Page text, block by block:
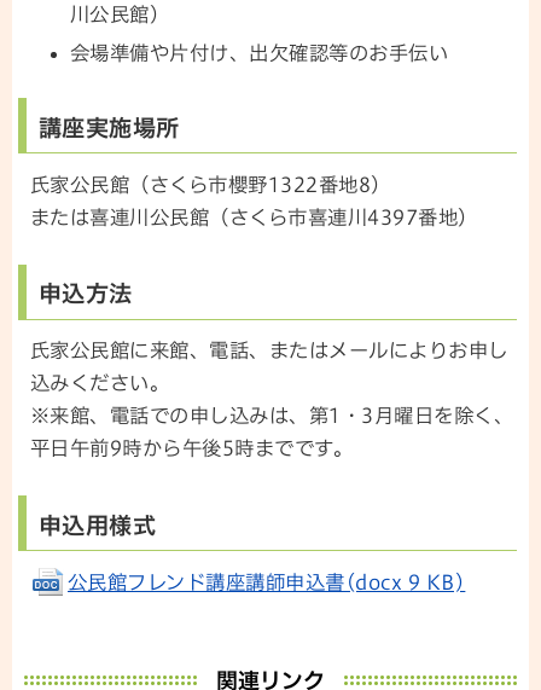
川公民館）
会場準備や片付け、出欠確認等のお手伝い
講座実施場所
氏家公民館（さくら市櫻野1322番地8）
または喜連川公民館（さくら市喜連川4397番地）
申込方法
氏家公民館に来館、電話、またはメールによりお申し
込みください。
※来館、電話での申し込みは、第1・3月曜日を除く、
平日午前9時から午後5時までです。
申込用様式
公民館フレンド講座講師申込書(docx 9 KB)
関連リンク